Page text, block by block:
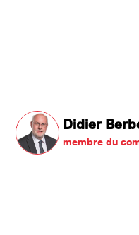
Didier
membre du